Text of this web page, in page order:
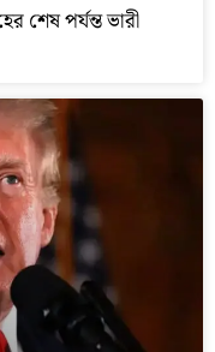
শেষ পর্যন্ত ভারী